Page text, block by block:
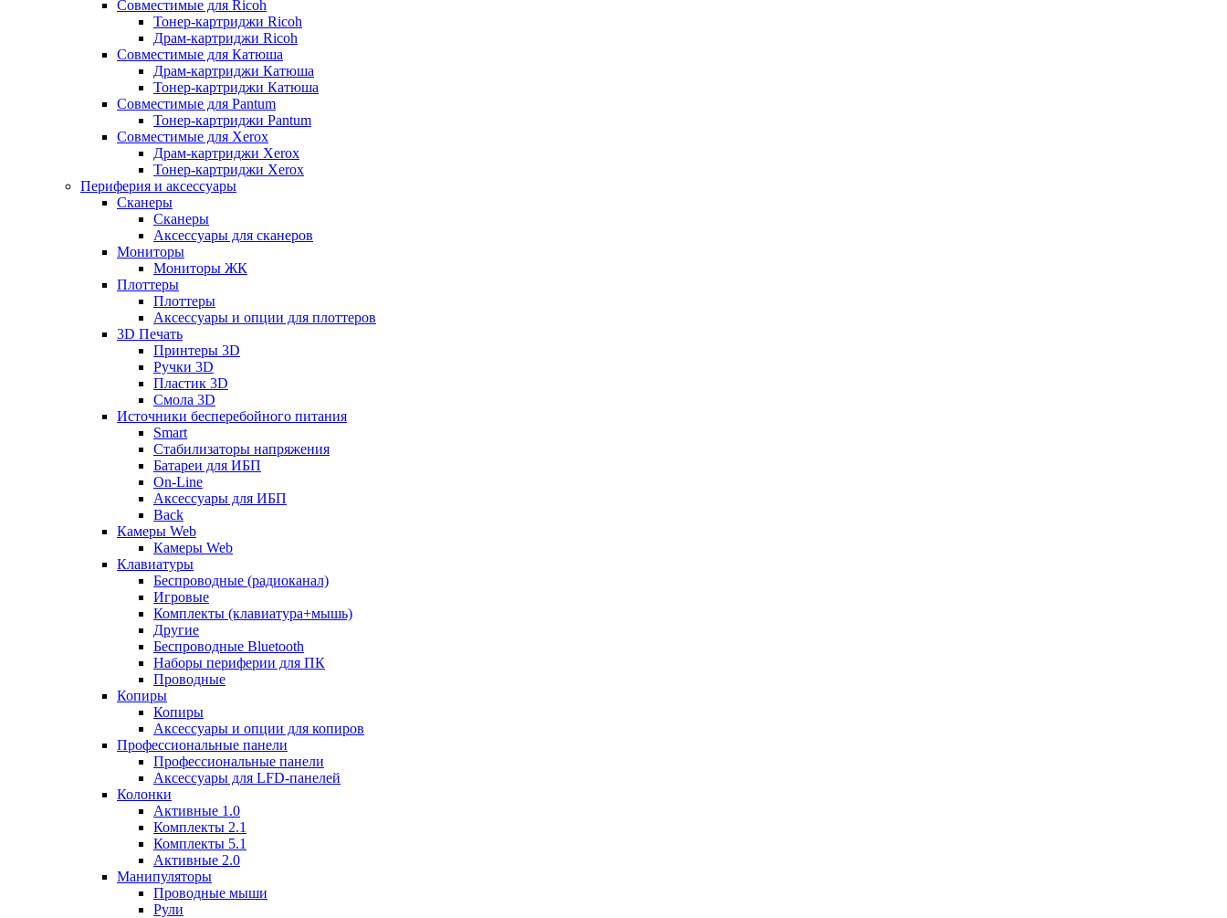
Совместимые для Ricoh
Тонер-картриджи Ricoh
Драм-картриджи Ricoh
Совместимые для Катюша
Драм-картриджи Катюша
Тонер-картриджи Катюша
Совместимые для Pantum
Тонер-картриджи Pantum
Совместимые для Xerox
Драм-картриджи Xerox
Тонер-картриджи Xerox
Периферия и аксессуары
Сканеры
Сканеры
Аксессуары для сканеров
Мониторы
Мониторы ЖК
Плоттеры
Плоттеры
Аксессуары и опции для плоттеров
3D Печать
Принтеры 3D
Ручки 3D
Пластик 3D
Смола 3D
Источники бесперебойного питания
Smart
Стабилизаторы напряжения
Батареи для ИБП
On-Line
Аксессуары для ИБП
Back
Камеры Web
Камеры Web
Клавиатуры
Беспроводные (радиоканал)
Игровые
Комплекты (клавиатура+мышь)
Другие
Беспроводные Bluetooth
Наборы периферии для ПК
Проводные
Копиры
Копиры
Аксессуары и опции для копиров
Профессиональные панели
Профессиональные панели
Аксессуары для LFD-панелей
Колонки
Активные 1.0
Комплекты 2.1
Комплекты 5.1
Активные 2.0
Манипуляторы
Проводные мыши
Рули